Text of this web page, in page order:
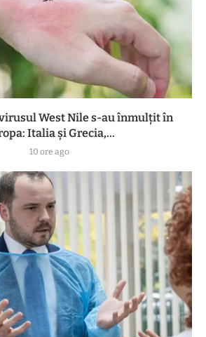
West Nile s-au înmulțit în
Italia și Grecia,...
10 ore ago